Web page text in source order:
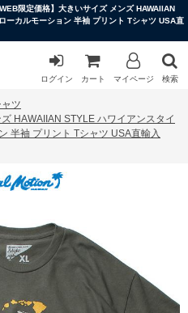
限定価格】大きいサイズ メンズ HAWAIIAN
ーカルモーション 半袖 プリント Tシャツ USA直
ログイン カート マイページ 検索
ツ
HAWAIIAN STYLE ハワイアンスタイ
半袖 プリント Tシャツ USA直輸入